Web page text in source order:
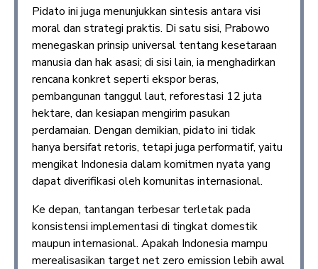
Pidato ini juga menunjukkan sintesis antara visi
moral dan strategi praktis. Di satu sisi, Prabowo
menegaskan prinsip universal tentang kesetaraan
manusia dan hak asasi; di sisi lain, ia menghadirkan
rencana konkret seperti ekspor beras,
pembangunan tanggul laut, reforestasi 12 juta
hektare, dan kesiapan mengirim pasukan
perdamaian. Dengan demikian, pidato ini tidak
hanya bersifat retoris, tetapi juga performatif, yaitu
mengikat Indonesia dalam komitmen nyata yang
dapat diverifikasi oleh komunitas internasional.
Ke depan, tantangan terbesar terletak pada
konsistensi implementasi di tingkat domestik
maupun internasional. Apakah Indonesia mampu
merealisasikan target net zero emission lebih awal